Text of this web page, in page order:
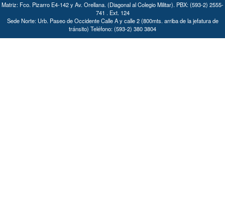
Matriz: Fco. Pizarro E4-142 y Av. Orellana. (Diagonal al Colegio Militar). PBX: (593-2) 2555-
741 . Ext. 124
Sede Norte: Urb. Paseo de Occidente Calle A y calle 2 (800mts. arriba de la jefatura de
tránsito) Teléfono: (593-2) 380 3804